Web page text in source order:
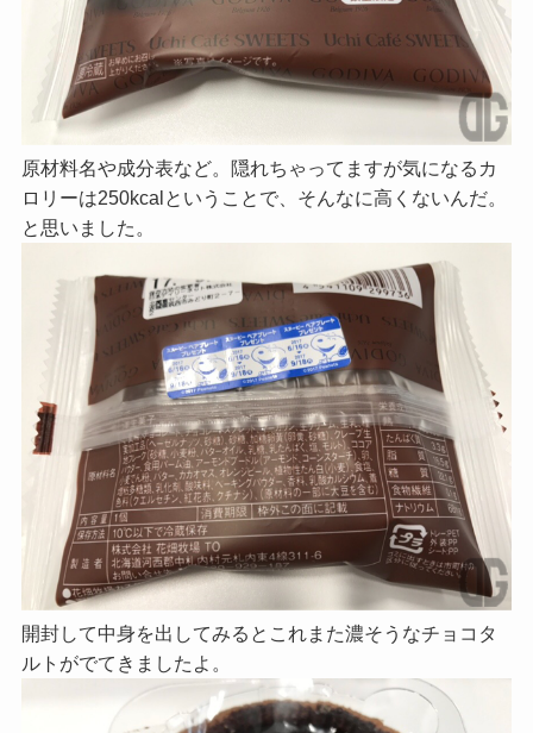
原材料名や成分表など。隠れちゃってますが気になるカ
ロリーは250kcalということで、そんなに高くないんだ。
と思いました。
開封して中身を出してみるとこれまた濃そうなチョコタ
ルトがでてきましたよ。